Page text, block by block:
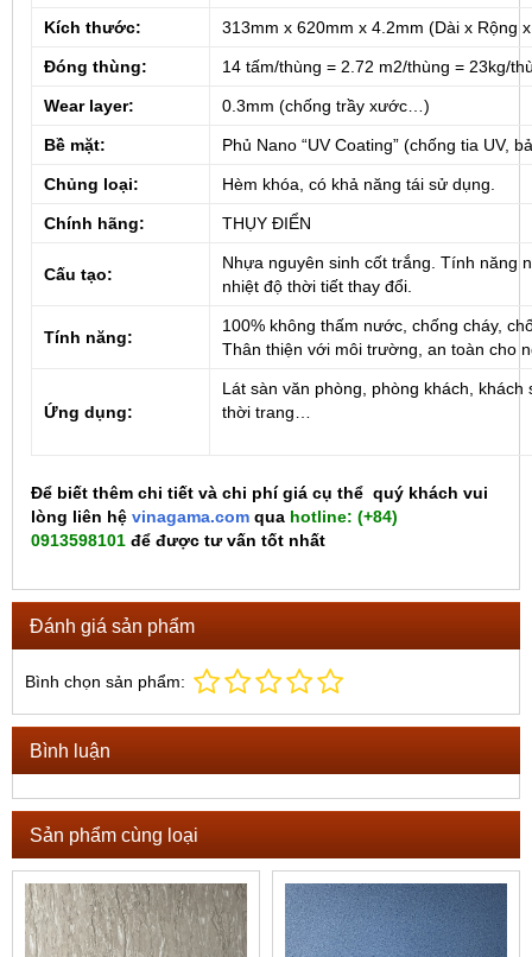
Kích thước: 313mm x 620mm x 4.2mm (Dài x Rộng
Đóng thùng: 14 tấm/thùng = 2.72 m2/thùng = 23kg/
Wear layer: 0.3mm (chống trầy xước…)
Bề mặt: Phủ Nano “UV Coating” (chống tia UV,
Chủng loại: Hèm khóa, có khả năng tái sử dụng.
Chính hãng: THỤY ĐIỂN
Cấu tạo:
Nhựa nguyên sinh cốt trắng. Tính năng
nhiệt độ thời tiết thay đổi.
Tính năng:
100% không thấm nước, chống cháy,
Thân thiện với môi trường, an toàn cho
Ứng dụng:
Lát sàn văn phòng, phòng khách,
thời trang…
Để biết thêm chi tiết và chi phí giá cụ thể quý khách vui
lòng liên hệ vinagama.com qua hotline: (+84)
0913598101 để được tư vấn tốt nhất
Đánh giá sản phẩm
Bình chọn sản phẩm:
Bình luận
Sản phẩm cùng loại